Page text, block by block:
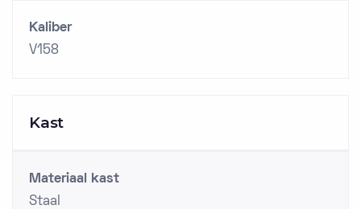
Kaliber
V158
Kast
Materiaal kast
Staal